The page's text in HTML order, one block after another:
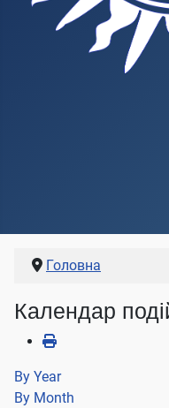
Головна
Календар
By Year
By Month